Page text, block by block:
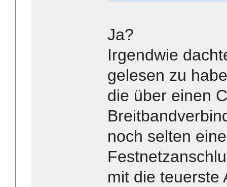
Ja?
Irgendwie
gelesen zu
die über einen
noch selten
mit die teuerste